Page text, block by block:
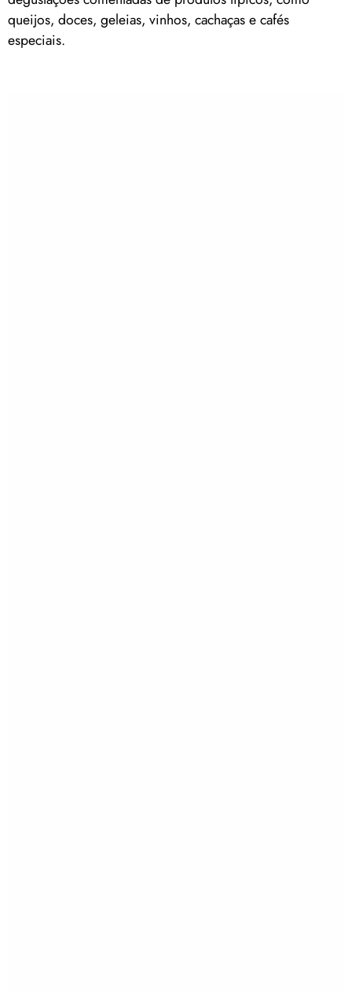
queijos, doces, geleias, vinhos, cachaças e cafés
especiais.